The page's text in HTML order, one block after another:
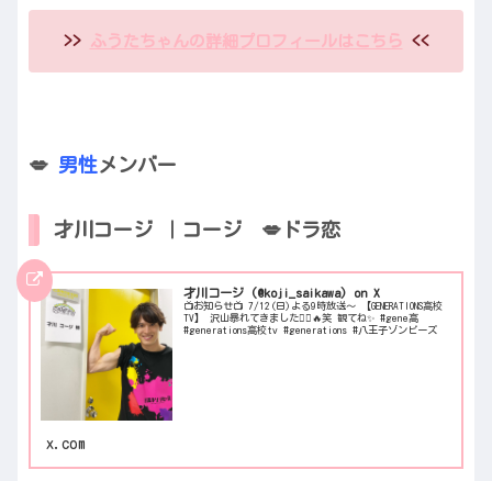
>> ふうたちゃんの詳細プロフィールはこちら <<
💋 男性 メンバー
才川コージ ｜コージ 💋ドラ恋
才川コージ (@koji_saikawa) on X
📺お知らせ📺 7/12(日)よる9時放送〜 【GENERATIONS高校
TV】 沢山暴れてきました🧟‍♂️🔥笑 観てね✨ #gene高
#generations高校tv #generations #八王子ゾンビーズ
x.com